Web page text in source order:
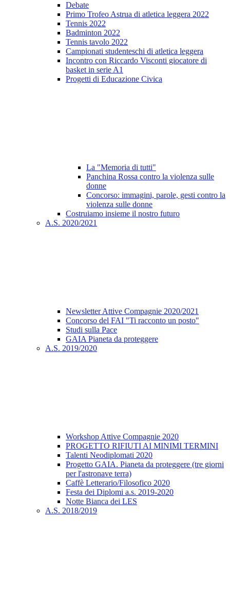
Debate
Primo Trofeo Astrua di atletica leggera 2022
Tennis 2022
Badminton 2022
Tennis tavolo 2022
Campionati studenteschi di atletica leggera
Incontro con Riccardo Visconti giocatore di
basket in serie A1
Progetti di Educazione Civica
La "Memoria di tutti"
Panchina Rossa contro la violenza sulle
donne
Concorso: immagini, parole, gesti contro la
violenza sulle donne
Costruiamo insieme il nostro futuro
A.S. 2020/2021
Newsletter Attive Compagnie 2020/2021
Concorso del FAI "Ti racconto un posto"
Studi sulla Pace
GAIA Pianeta da proteggere
A.S. 2019/2020
Workshop Attive Compagnie 2020
PROGETTO RIFIUTI AI MINIMI TERMINI
Talenti Neodiplomati 2020
Progetto GAIA. Pianeta da proteggere (tre giorni
per l'astronave terra)
Caffè Letterario/Filosofico 2020
Festa dei Diplomi a.s. 2019-2020
Notte Bianca dei LES
A.S. 2018/2019